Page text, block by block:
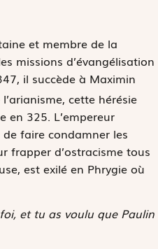
et membre de la
missions d’évangélisation
il succède à Maximin
cette hérésie
en 325. L’empereur
faire condamner les
frapper d’ostracisme tous
est exilé en Phrygie où
et tu as voulu que Paulin